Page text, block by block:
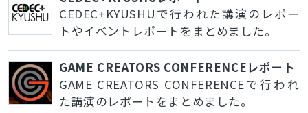
CEDEC+KYUSHUで行われた講演のレポー
トやイベントレポートをまとめました。
GAME CREATORS CONFERENCEレポート
GAME CREATORS CONFERENCEで行われ
た講演のレポートをまとめました。